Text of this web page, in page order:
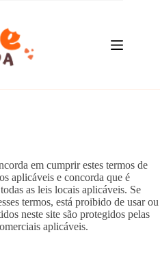
em cumprir estes termos de
aplicáveis ​​e concorda que é
as leis locais aplicáveis. Se
termos, está proibido de usar ou
neste site são protegidos pelas
aplicáveis.